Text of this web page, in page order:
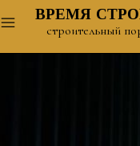
ВРЕМЯ
строительный